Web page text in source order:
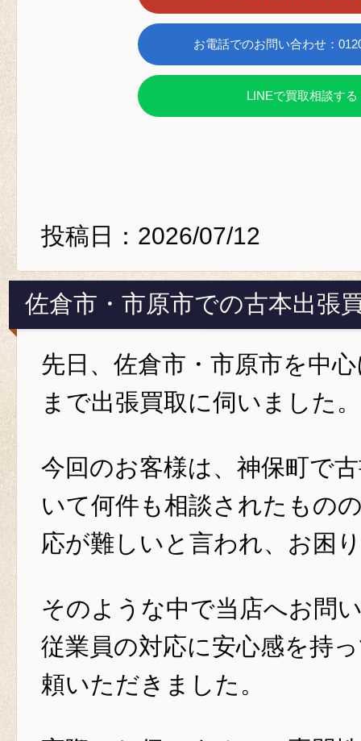
お電話でのお問い合わせ：
LINEで買取相談する
投稿日：2026/07/12
佐倉市・市原市での古本出張
先日、佐倉市・市原市を中
まで出張買取に伺いました。
今回のお客様は、神保町で
いて何件も相談されたもの
応が難しいと言われ、お困
そのような中で当店へお問
従業員の対応に安心感を持
頼いただきました。